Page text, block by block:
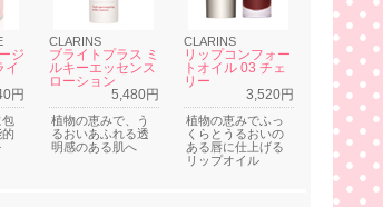
ジ
イ
円
包
CLARINS
ブライトプラス ミ
ルキーエッセンス
ローション
5,480円
植物の恵みで、う
るおいあふれる透
明感のある肌へ
CLARINS
リップコンフォー
トオイル 03 チェ
リー
3,520円
植物の恵みでふっ
くらとうるおいの
ある唇に仕上げる
リップオイル